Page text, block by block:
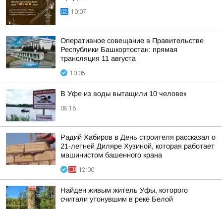
10:07
Оперативное совещание в Правительстве
Республики Башкортостан: прямая
трансляция 11 августа
10:05
В Уфе из воды вытащили 10 человек
08:16
Радий Хабиров в День строителя рассказал о
21-летней Диляре Хузиной, которая работает
машинистом башенного крана
12:00
Найден живым житель Уфы, которого
считали утонувшим в реке Белой